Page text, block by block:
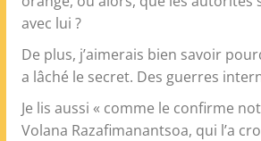
avec lui ?
De plus, j’aimerais bien savoir
a lâché le secret. Des guerres
Je lis aussi « comme le confirme
Volana Razafimanantsoa, qui l’a